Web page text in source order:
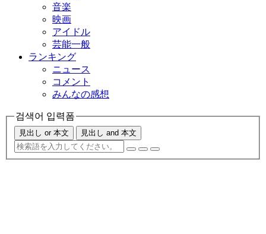
音楽
映画
アイドル
芸能一般
ランキング
ニュース
コメント
みんなの感想
검색어 입력폼
見出し or 本文 見出し and 本文